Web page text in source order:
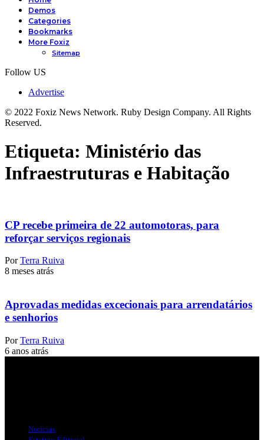
Demos
Categories
Bookmarks
More Foxiz
Sitemap
Follow US
Advertise
© 2022 Foxiz News Network. Ruby Design Company. All Rights
Reserved.
Etiqueta: Ministério das
Infraestruturas e Habitação
CP recebe primeira de 22 automotoras, para
reforçar serviços regionais
Por Terra Ruiva
8 meses atrás
Aprovadas medidas excecionais para arrendatários
e senhorios
Por Terra Ruiva
6 anos atrás
Notícias